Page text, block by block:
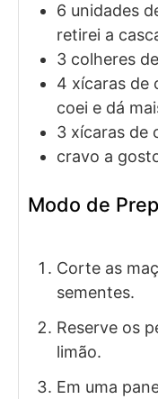
6 unidades
retirei a
3 colheres
4 xícaras de
coei e dá
3 xícaras de
cravo a
Modo de
Corte as
sementes.
Reserve os
limão.
Em uma